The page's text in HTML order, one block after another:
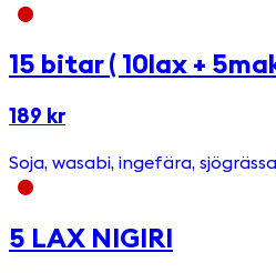
15 bitar ( 10lax +
189 kr
Soja, wasabi, ingefära,
5 LAX NIGIRI